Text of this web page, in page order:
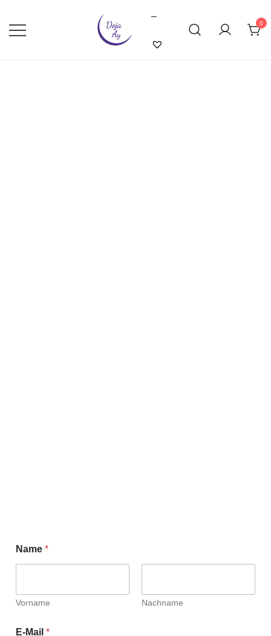
–
0
Name *
Vorname Nachname
E-Mail *